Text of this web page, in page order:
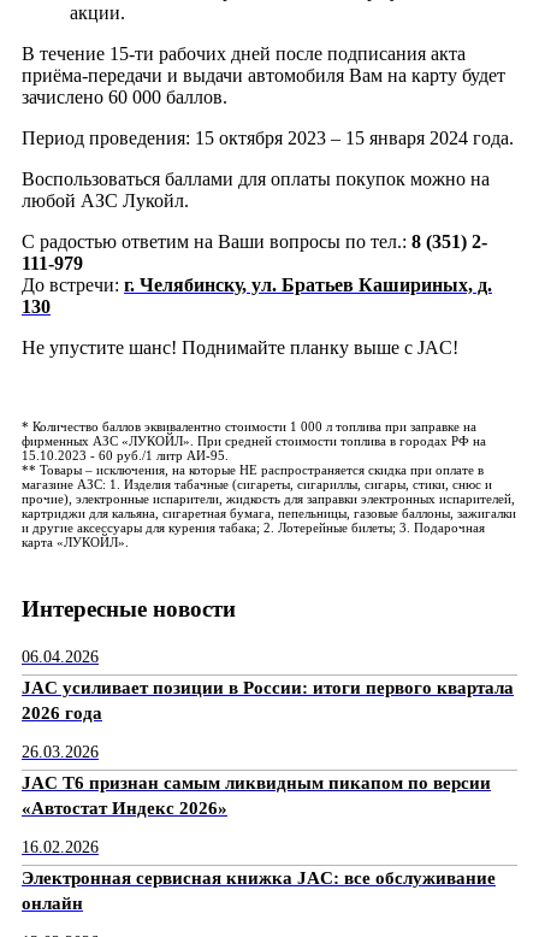
акции.
В течение 15-ти рабочих дней после подписания акта
приёма-передачи и выдачи автомобиля Вам на карту будет
зачислено 60 000 баллов.
Период проведения: 15 октября 2023 – 15 января 2024 года.
Воспользоваться баллами для оплаты покупок можно на
любой АЗС Лукойл.
С радостью ответим на Ваши вопросы по тел.: 8 (351) 2-
111-979
До встречи: г. Челябинску, ул. Братьев Кашириных, д.
130
Не упустите шанс! Поднимайте планку выше с JAC!
* Количество баллов эквивалентно стоимости 1 000 л топлива при заправке на
фирменных АЗС «ЛУКОЙЛ». При средней стоимости топлива в городах РФ на
15.10.2023 - 60 руб./1 литр АИ-95.
** Товары – исключения, на которые НЕ распространяется скидка при оплате в
магазине АЗС: 1. Изделия табачные (сигареты, сигариллы, сигары, стики, снюс и
прочие), электронные испарители, жидкость для заправки электронных испарителей,
картриджи для кальяна, сигаретная бумага, пепельницы, газовые баллоны, зажигалки
и другие аксессуары для курения табака; 2. Лотерейные билеты; 3. Подарочная
карта «ЛУКОЙЛ».
Интересные новости
06.04.2026
JAC усиливает позиции в России: итоги первого квартала
2026 года
26.03.2026
JAC T6 признан самым ликвидным пикапом по версии
«Автостат Индекс 2026»
16.02.2026
Электронная сервисная книжка JAC: все обслуживание
онлайн